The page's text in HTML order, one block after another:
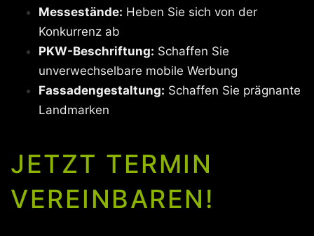
Messestände: Heben Sie sich von der
Konkurrenz ab
PKW-Beschriftung: Schaffen Sie
unverwechselbare mobile Werbung
Fassadengestaltung: Schaffen Sie prägnante
Landmarken
JETZT TERMIN
VEREINBAREN!